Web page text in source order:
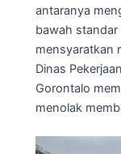
antaranya
bawah
mensyaratkan
Dinas
Gorontalo
menolak